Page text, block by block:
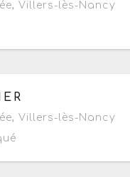
, Villers-lès-Nancy
2017
, Villers-lès-Nancy